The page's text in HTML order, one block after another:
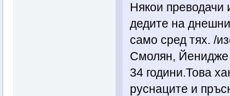
Някои преводачи
дедите на
само сред тях. /
Смолян, Йенидже
34 години.Това
руснаците и